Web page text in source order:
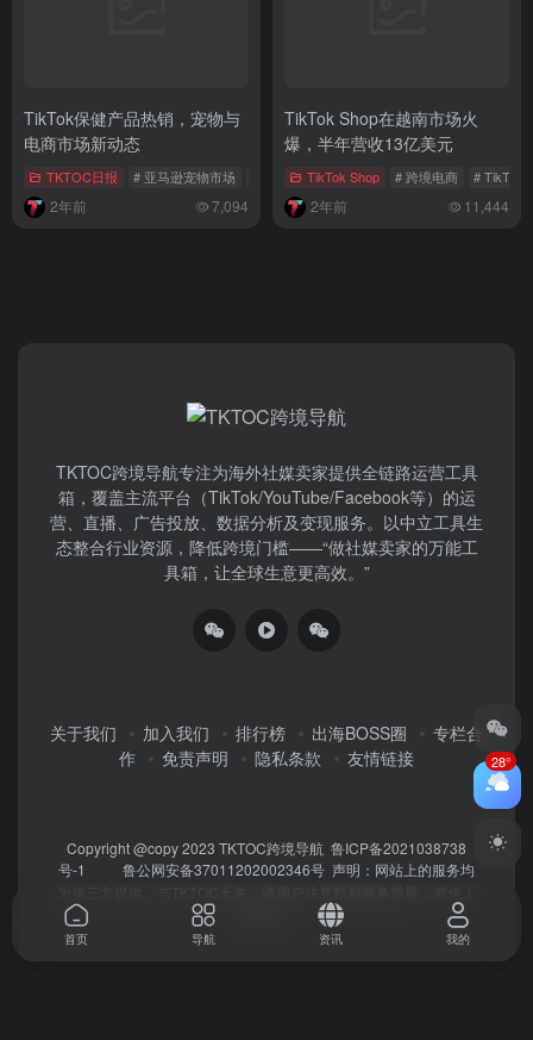
TikTok保健产品热销，宠物与
电商市场新动态
TKTOC日报 # 亚马逊宠物市场 # Shopee越南 # TikTok保健赛道
2年前 7,094
TikTok Shop在越南市场火
爆，半年营收13亿美元
TikTok Shop # 跨境电商 # TikTok
2年前 11,444
TKTOC跨境导航​专注为海外社媒卖家提供全链路运营工具
箱，覆盖主流平台（TikTok/YouTube/Facebook等）​的运
营、直播、广告投放、数据分析及变现服务。以中立工具生
态整合行业资源，降低跨境门槛——“做社媒卖家的万能工
具箱，让全球生意更高效。”
关于我们 加入我们 排行榜 出海BOSS圈
专栏合
作
免责声明 隐私条款 友情链接
Copyright @copy 2023 TKTOC跨境导航 鲁ICP备2021038738
号-1
鲁公网安备37011202002346号 声明：网站上的服务均
28°
首页 导航 资讯 我的